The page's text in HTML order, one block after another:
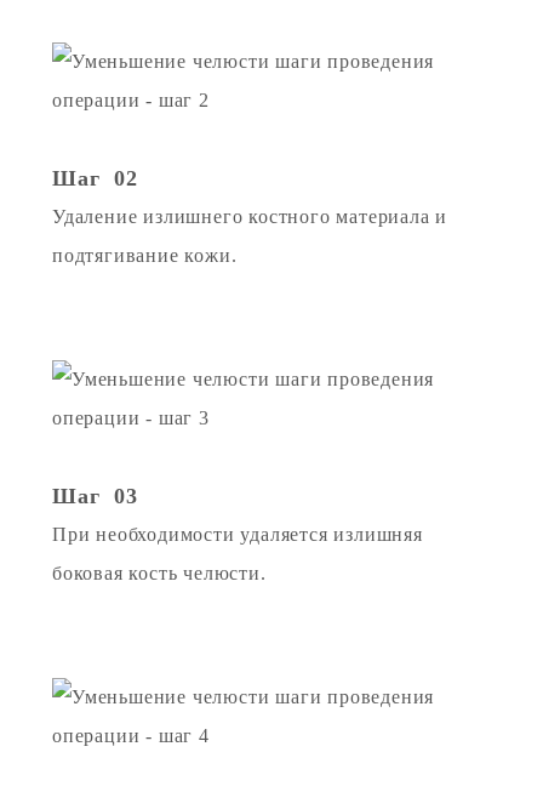
Шаг 02
Удаление излишнего костного материала и
подтягивание кожи.
Шаг 03
При необходимости удаляется излишняя
боковая кость челюсти.